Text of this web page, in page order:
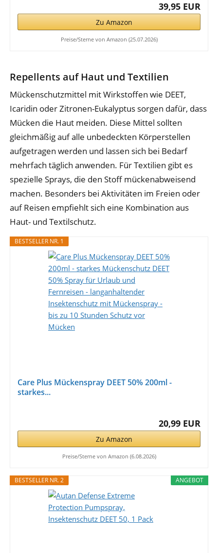
39,95 EUR
Zu Amazon
Preise/Sterne von Amazon (25.07.2026)
Repellents auf Haut und Textilien
Mückenschutzmittel mit Wirkstoffen wie DEET,
Icaridin oder Zitronen-Eukalyptus sorgen dafür, dass
Mücken die Haut meiden. Diese Mittel sollten
gleichmäßig auf alle unbedeckten Körperstellen
aufgetragen werden und lassen sich bei Bedarf
mehrfach täglich anwenden. Für Textilien gibt es
spezielle Sprays, die den Stoff mückenabweisend
machen. Besonders bei Aktivitäten im Freien oder
auf Reisen empfiehlt sich eine Kombination aus
Haut- und Textilschutz.
BESTSELLER NR. 1
Care Plus Mückenspray DEET 50% 200ml -
starkes...
20,99 EUR
Zu Amazon
Preise/Sterne von Amazon (6.08.2026)
ANGEBOT
BESTSELLER NR. 2